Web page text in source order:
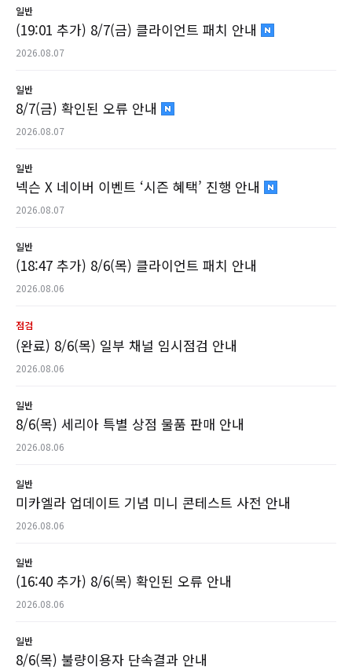
일반
(19:01 추가) 8/7(금) 클라이언트 패치 안내
2026.08.07
일반
8/7(금) 확인된 오류 안내
2026.08.07
일반
넥슨 X 네이버 이벤트 ‘시즌 혜택’ 진행 안내
2026.08.07
일반
(18:47 추가) 8/6(목) 클라이언트 패치 안내
2026.08.06
점검
(완료) 8/6(목) 일부 채널 임시점검 안내
2026.08.06
일반
8/6(목) 세리아 특별 상점 물품 판매 안내
2026.08.06
일반
미카엘라 업데이트 기념 미니 콘테스트 사전 안내
2026.08.06
일반
(16:40 추가) 8/6(목) 확인된 오류 안내
2026.08.06
일반
8/6(목) 불량이용자 단속결과 안내